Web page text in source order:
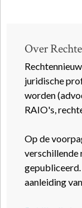
Over
juridische
worden
RAIO's,
Op de
verschillende
aanleiding